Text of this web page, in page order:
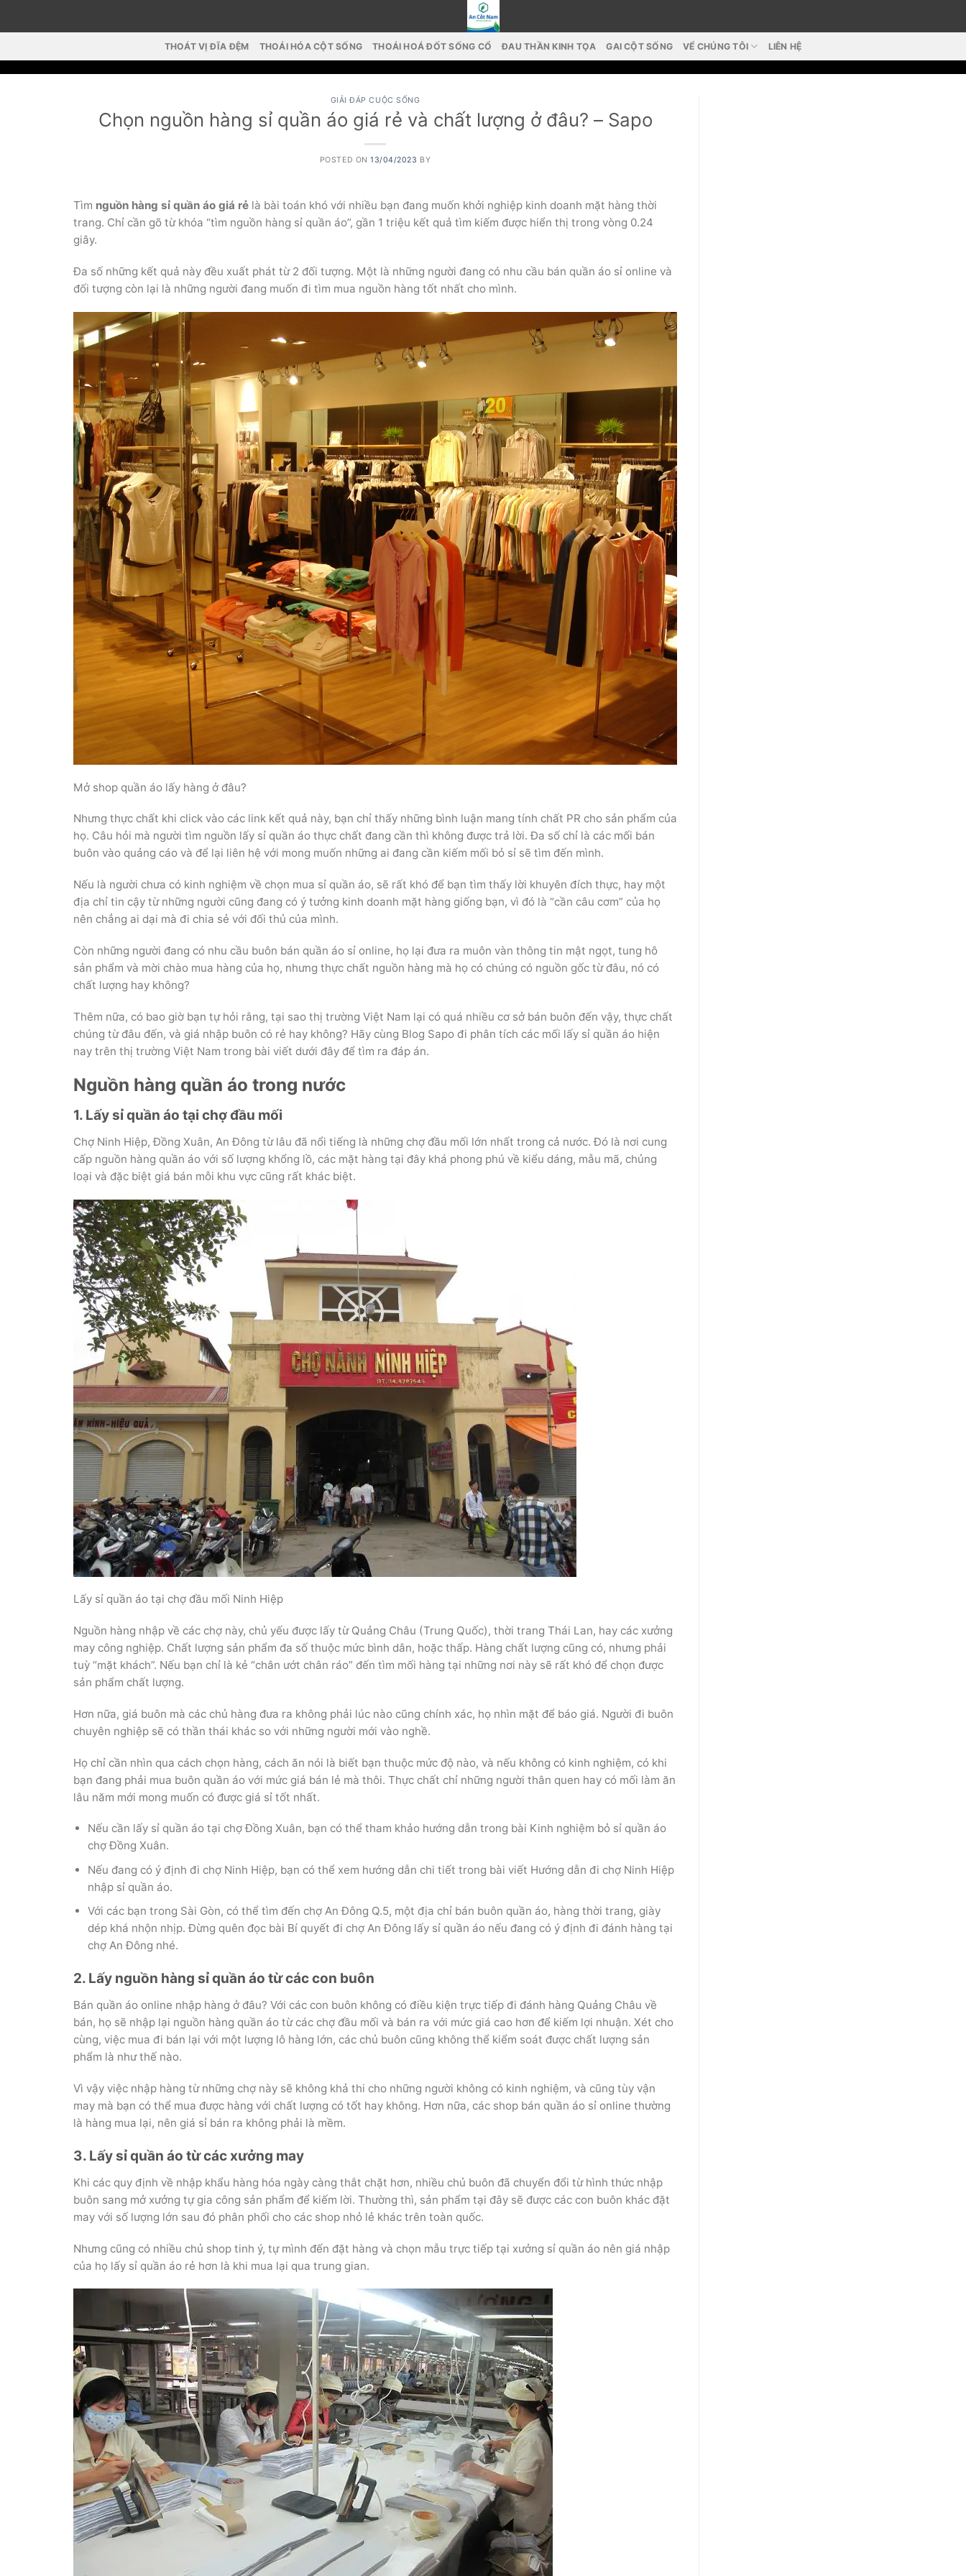
THOÁT VỊ ĐĨA ĐỆM THOÁI HÓA CỘT SỐNG THOÁI HOÁ ĐỐT SỐNG CỔ ĐAU THẦN KINH TỌA GAI CỘT SỐNG VỂ CHÚNG TÔI LIÊN HỆ
GIẢI ĐÁP CUỘC SỐNG
Chọn nguồn hàng sỉ quần áo giá rẻ và chất lượng ở đâu? – Sapo
POSTED ON13/04/2023 BY
Tìm nguồn hàng sỉ quần áo giá rẻ là bài toán khó với nhiều bạn đang muốn khởi nghiệp kinh doanh mặt hàng thời
trang. Chỉ cần gõ từ khóa “tìm nguồn hàng sỉ quần áo”, gần 1 triệu kết quả tìm kiếm được hiển thị trong vòng 0.24
giây.
Đa số những kết quả này đều xuất phát từ 2 đối tượng. Một là những người đang có nhu cầu bán quần áo sỉ online và
đối tượng còn lại là những người đang muốn đi tìm mua nguồn hàng tốt nhất cho mình.
Mở shop quần áo lấy hàng ở đâu?
Nhưng thực chất khi click vào các link kết quả này, bạn chỉ thấy những bình luận mang tính chất PR cho sản phẩm của
họ. Câu hỏi mà người tìm nguồn lấy sỉ quần áo thực chất đang cần thì không được trả lời. Đa số chỉ là các mối bán
buôn vào quảng cáo và để lại liên hệ với mong muốn những ai đang cần kiếm mối bỏ sỉ sẽ tìm đến mình.
Nếu là người chưa có kinh nghiệm về chọn mua sỉ quần áo, sẽ rất khó để bạn tìm thấy lời khuyên đích thực, hay một
địa chỉ tin cậy từ những người cũng đang có ý tưởng kinh doanh mặt hàng giống bạn, vì đó là “cần câu cơm” của họ
nên chẳng ai dại mà đi chia sẻ với đối thủ của mình.
Còn những người đang có nhu cầu buôn bán quần áo sỉ online, họ lại đưa ra muôn vàn thông tin mật ngọt, tung hô
sản phẩm và mời chào mua hàng của họ, nhưng thực chất nguồn hàng mà họ có chúng có nguồn gốc từ đâu, nó có
chất lượng hay không?
Thêm nữa, có bao giờ bạn tự hỏi rằng, tại sao thị trường Việt Nam lại có quá nhiều cơ sở bán buôn đến vậy, thực chất
chúng từ đâu đến, và giá nhập buôn có rẻ hay không? Hãy cùng Blog Sapo đi phân tích các mối lấy sỉ quần áo hiện
nay trên thị trường Việt Nam trong bài viết dưới đây để tìm ra đáp án.
Nguồn hàng quần áo trong nước
1. Lấy sỉ quần áo tại chợ đầu mối
Chợ Ninh Hiệp, Đồng Xuân, An Đông từ lâu đã nổi tiếng là những chợ đầu mối lớn nhất trong cả nước. Đó là nơi cung
cấp nguồn hàng quần áo với số lượng khổng lồ, các mặt hàng tại đây khá phong phú về kiểu dáng, mẫu mã, chủng
loại và đặc biệt giá bán mỗi khu vực cũng rất khác biệt.
Lấy sỉ quần áo tại chợ đầu mối Ninh Hiệp
Nguồn hàng nhập về các chợ này, chủ yếu được lấy từ Quảng Châu (Trung Quốc), thời trang Thái Lan, hay các xưởng
may công nghiệp. Chất lượng sản phẩm đa số thuộc mức bình dân, hoặc thấp. Hàng chất lượng cũng có, nhưng phải
tuỳ “mặt khách”. Nếu bạn chỉ là kẻ “chân ướt chân ráo” đến tìm mối hàng tại những nơi này sẽ rất khó để chọn được
sản phẩm chất lượng.
Hơn nữa, giá buôn mà các chủ hàng đưa ra không phải lúc nào cũng chính xác, họ nhìn mặt để báo giá. Người đi buôn
chuyên nghiệp sẽ có thần thái khác so với những người mới vào nghề.
Họ chỉ cần nhìn qua cách chọn hàng, cách ăn nói là biết bạn thuộc mức độ nào, và nếu không có kinh nghiệm, có khi
bạn đang phải mua buôn quần áo với mức giá bán lẻ mà thôi. Thực chất chỉ những người thân quen hay có mối làm ăn
lâu năm mới mong muốn có được giá sỉ tốt nhất.
Nếu cần lấy sỉ quần áo tại chợ Đồng Xuân, bạn có thể tham khảo hướng dẫn trong bài Kinh nghiệm bỏ sỉ quần áo
chợ Đồng Xuân.
Nếu đang có ý định đi chợ Ninh Hiệp, bạn có thể xem hướng dẫn chi tiết trong bài viết Hướng dẫn đi chợ Ninh Hiệp
nhập sỉ quần áo.
Với các bạn trong Sài Gòn, có thể tìm đến chợ An Đông Q.5, một địa chỉ bán buôn quần áo, hàng thời trang, giày
dép khá nhộn nhịp. Đừng quên đọc bài Bí quyết đi chợ An Đông lấy sỉ quần áo nếu đang có ý định đi đánh hàng tại
chợ An Đông nhé.
2. Lấy nguồn hàng sỉ quần áo từ các con buôn
Bán quần áo online nhập hàng ở đâu? Với các con buôn không có điều kiện trực tiếp đi đánh hàng Quảng Châu về
bán, họ sẽ nhập lại nguồn hàng quần áo từ các chợ đầu mối và bán ra với mức giá cao hơn để kiếm lợi nhuận. Xét cho
cùng, việc mua đi bán lại với một lượng lô hàng lớn, các chủ buôn cũng không thể kiểm soát được chất lượng sản
phẩm là như thế nào.
Vì vậy việc nhập hàng từ những chợ này sẽ không khả thi cho những người không có kinh nghiệm, và cũng tùy vận
may mà bạn có thể mua được hàng với chất lượng có tốt hay không. Hơn nữa, các shop bán quần áo sỉ online thường
là hàng mua lại, nên giá sỉ bán ra không phải là mềm.
3. Lấy sỉ quần áo từ các xưởng may
Khi các quy định về nhập khẩu hàng hóa ngày càng thắt chặt hơn, nhiều chủ buôn đã chuyển đổi từ hình thức nhập
buôn sang mở xưởng tự gia công sản phẩm để kiếm lời. Thường thì, sản phẩm tại đây sẽ được các con buôn khác đặt
may với số lượng lớn sau đó phân phối cho các shop nhỏ lẻ khác trên toàn quốc.
Nhưng cũng có nhiều chủ shop tinh ý, tự mình đến đặt hàng và chọn mẫu trực tiếp tại xưởng sỉ quần áo nên giá nhập
của họ lấy sỉ quần áo rẻ hơn là khi mua lại qua trung gian.